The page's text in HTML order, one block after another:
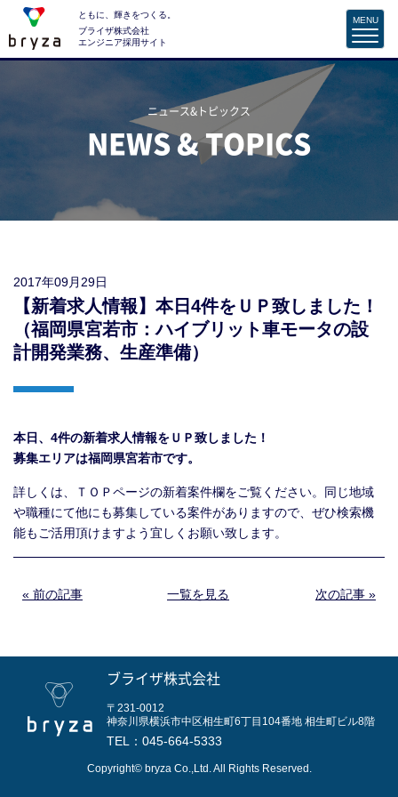
MENU
ともに、輝きをつくる。
ブライザ株式会社
エンジニア採用サイト
ニュース&トピックス
NEWS & TOPICS
2017年09月29日
【新着求人情報】本日4件をＵＰ致しました！
（福岡県宮若市：ハイブリット車モータの設
計開発業務、生産準備）
本日、4件の新着求人情報をＵＰ致しました！
募集エリアは福岡県宮若市です。
詳しくは、ＴＯＰページの新着案件欄をご覧ください。同じ地域
や職種にて他にも募集している案件がありますので、ぜひ検索機
能もご活用頂けますよう宜しくお願い致します。
« 前の記事 次の記事 »
一覧を見る
ブライザ株式会社
〒231-0012
神奈川県横浜市中区相生町6丁目104番地 相生町ビル8階
TEL： 045-664-5333
Copyright© bryza Co.,Ltd. All Rights Reserved.